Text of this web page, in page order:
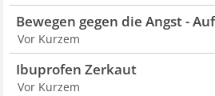
Bewegen gegen die Angst -
Vor Kurzem
Ibuprofen Zerkaut
Vor Kurzem